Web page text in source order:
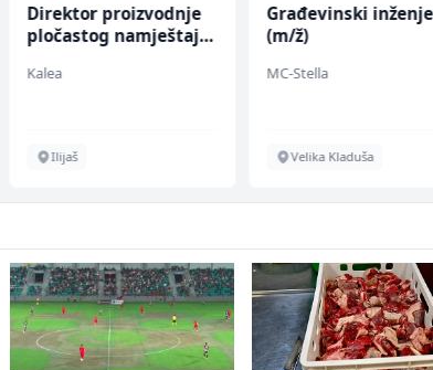
Direktor proizvodnje
pločastog namještaja
Kalea
Ilijaš
Građevinski
(m/ž)
MC-Stella
Velika Kladuša